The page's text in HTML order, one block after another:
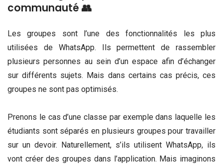
communauté 👥
Les groupes sont l’une des fonctionnalités les plus
utilisées de WhatsApp. Ils permettent de rassembler
plusieurs personnes au sein d’un espace afin d’échanger
sur différents sujets. Mais dans certains cas précis, ces
groupes ne sont pas optimisés.
Prenons le cas d’une classe par exemple dans laquelle les
étudiants sont séparés en plusieurs groupes pour travailler
sur un devoir. Naturellement, s’ils utilisent WhatsApp, ils
vont créer des groupes dans l’application. Mais imaginons